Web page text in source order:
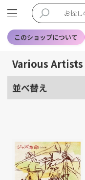
このショップについて
Various Artists
並べ替え